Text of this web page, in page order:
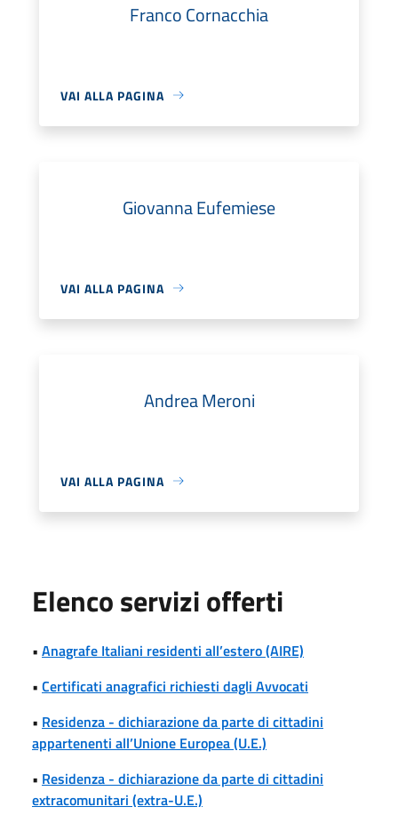
Franco Cornacchia
VAI ALLA PAGINA
Giovanna Eufemiese
VAI ALLA PAGINA
Andrea Meroni
VAI ALLA PAGINA
Elenco servizi offerti
• Anagrafe Italiani residenti all’estero (AIRE)
• Certificati anagrafici richiesti dagli Avvocati
• Residenza - dichiarazione da parte di cittadini
appartenenti all’Unione Europea (U.E.)
• Residenza - dichiarazione da parte di cittadini
extracomunitari (extra-U.E.)